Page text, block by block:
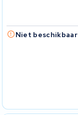
Niet beschikbaar